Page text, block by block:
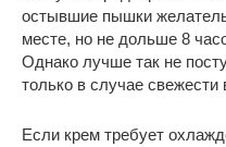
остывшие пышки
месте, но не дольше 8
Однако лучше так не
только в случае свежести
Если крем требует